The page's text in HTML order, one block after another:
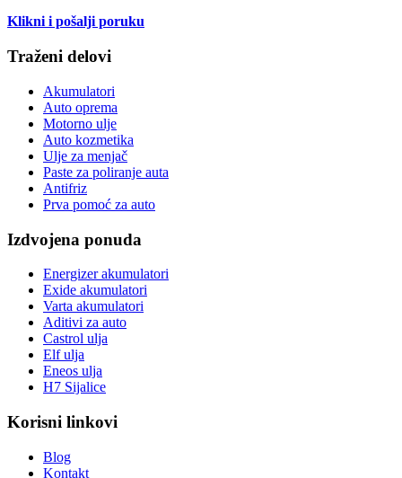
Klikni i pošalji poruku
Traženi delovi
Akumulatori
Auto oprema
Motorno ulje
Auto kozmetika
Ulje za menjač
Paste za poliranje auta
Antifriz
Prva pomoć za auto
Izdvojena ponuda
Energizer akumulatori
Exide akumulatori
Varta akumulatori
Aditivi za auto
Castrol ulja
Elf ulja
Eneos ulja
H7 Sijalice
Korisni linkovi
Blog
Kontakt